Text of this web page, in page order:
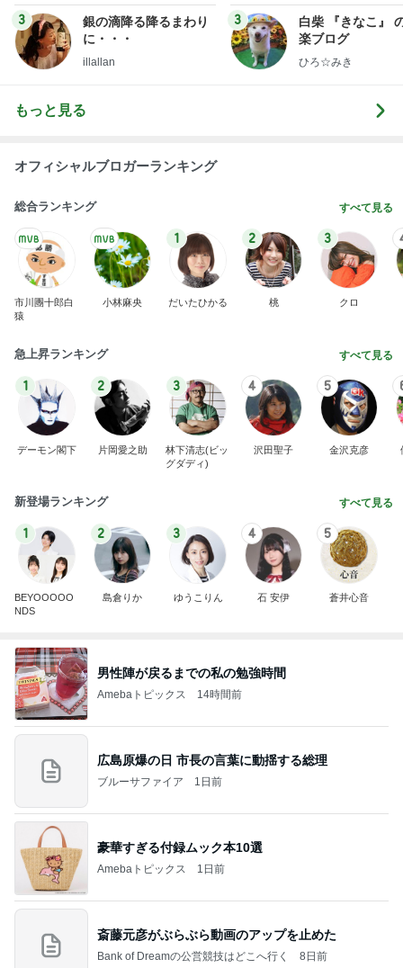
3
銀の滴降る降るまわり
に・・・
illallan
3
白柴 『きなこ』
楽ブログ
ひろ☆みき
もっと見る
オフィシャルブロガーランキング
総合ランキング すべて見る
市川團十郎白
猿
小林麻央
1
だいたひかる
2
桃
3
クロ
急上昇ランキング すべて見る
1
デーモン閣下
2
片岡愛之助
3
林下清志(ビッ
グダディ)
4
沢田聖子
5
金沢克彦
新登場ランキング すべて見る
1
BEYOOOOO
NDS
2
島倉りか
3
ゆうこりん
4
石 安伊
5
蒼井心音
男性陣が戻るまでの私の勉強時間
Amebaトピックス 14時間前
広島原爆の日 市長の言葉に動揺する総理
ブルーサファイア 1日前
豪華すぎる付録ムック本10選
Amebaトピックス 1日前
斎藤元彦がぶらぶら動画のアップを止めた
Bank of Dreamの公営競技はどこへ行く 8日前